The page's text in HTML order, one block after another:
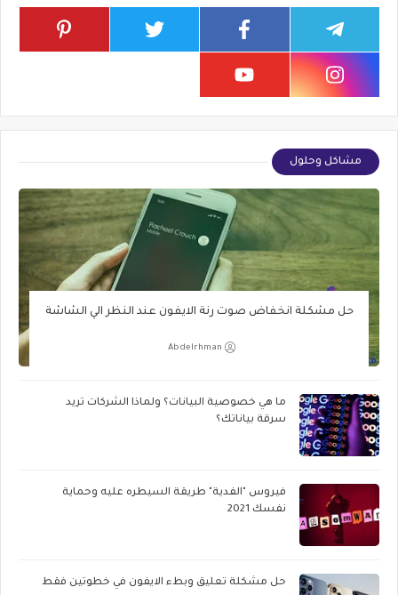
مشاكل وحلول
حل مشكلة انخفاض صوت رنة الايفون عند النظر الي الشاشة
Abdelrhman
ما هي خصوصية البيانات؟ ولماذا الشركات تريد
سرقة بياناتك؟
فيروس "الفدية" طريقة السيطره عليه وحماية
نفسك 2021
حل مشكلة تعليق وبطء الايفون في خطوتين فقط